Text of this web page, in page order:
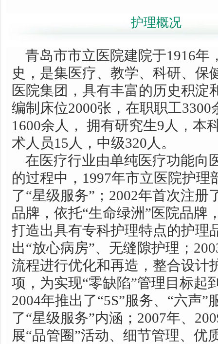
护理概况
青岛市市立医院建院于1916年
史，是集医疗、教学、科研、保
医院集团，具有丰富的历史积淀
编制床位2000张，在职职工
1600余人， 拥有研究生9人，本
术人员15人，中级320人。
在医疗行业由单纯医疗功能向
的过程中，1997年市立医院护理
了“星级服务”；2002年首次注册
品牌，依托“生命绿洲”医院品牌
打造出具有专科护理特点的护理
出“放心病房”、无缝隙护理；
流程进行优化和再造，整合设计
项，为实现“零缺陷”管理目标起
2004年推出了“5S”服务、“六声
了“星级服务”内涵；2007年、
展“品管圈”活动、细节管理、优